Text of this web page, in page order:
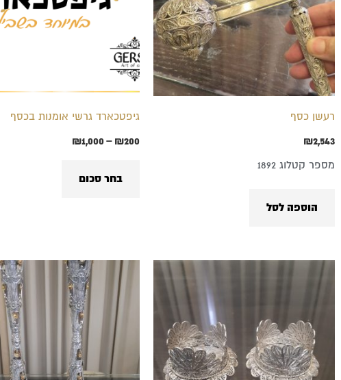
רעשן כסף
₪2,543
מספר קטלוג 1892
הוספה לסל
גיפטכארד גרשי אומנות בכסף
₪200
–
₪1,000
בחר סכום